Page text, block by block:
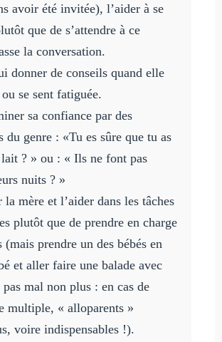
avoir été invitée), l’aider à se
que de s’attendre à ce
la conversation.
donner de conseils quand elle
se sent fatiguée.
sa confiance par des
du genre : «Tu es sûre que tu as
lait ? » ou : « Ils ne font pas
nuits ? »
la mère et l’aider dans les tâches
plutôt que de prendre en charge
(mais prendre un des bébés en
et aller faire une balade avec
pas mal non plus : en cas de
multiple, « alloparents »
voire indispensables !).